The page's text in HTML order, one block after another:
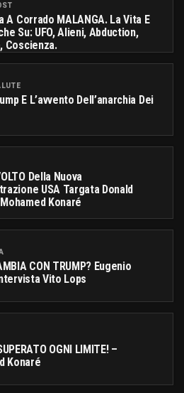
A Corrado MALANGA. La Vita E
Su: UFO, Alieni, Abduction,
Coscienza.
E L’avvento Dell’anarchia Dei
Della Nuova
USA Targata Donald
Konaré
CON TRUMP? Eugenio
Vito Lops
OGNI LIMITE! –
Konaré